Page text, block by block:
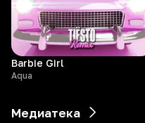
Barbie Girl
Aqua
Медиатека